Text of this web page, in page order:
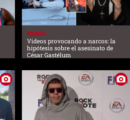
MUNDO
Videos provocando a narcos: la
hipótesis sobre el asesinato de
César Gastélum